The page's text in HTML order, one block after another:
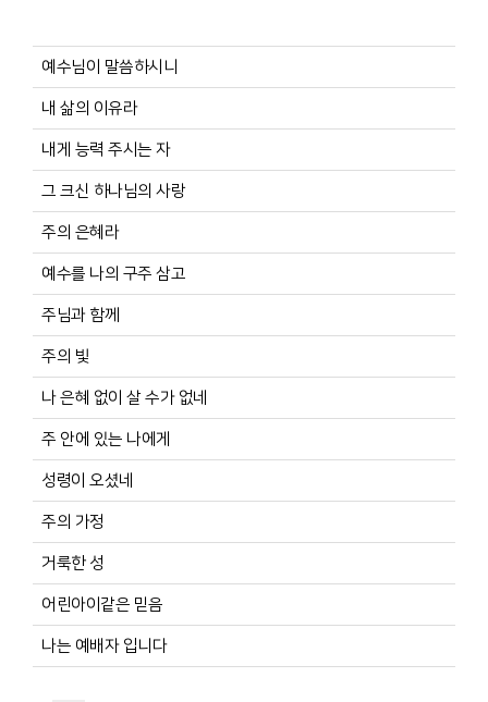
예수님이 말씀하시니
내 삶의 이유라
내게 능력 주시는 자
그 크신 하나님의 사랑
주의 은혜라
예수를 나의 구주 삼고
주님과 함께
주의 빛
나 은혜 없이 살 수가 없네
주 안에 있는 나에게
성령이 오셨네
주의 가정
거룩한 성
어린아이같은 믿음
나는 예배자 입니다